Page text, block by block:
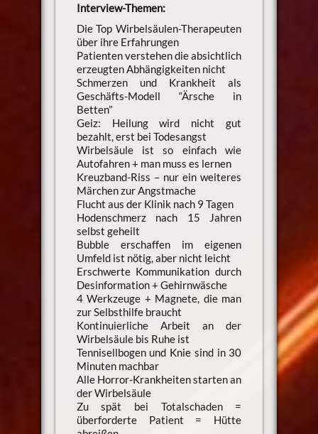
Interview-Themen:
Die Top Wirbelsäulen-Therapeuten
über ihre Erfahrungen
Patienten verstehen die absichtlich
erzeugten Abhängigkeiten nicht
Schmerzen und Krankheit als
Geschäfts-Modell “Ärsche in
Betten”
Geiz: Heilung wird nicht gut
bezahlt, erst bei Todesangst
Wirbelsäule ist so einfach wie
Autofahren + man muss es lernen
Kreuzband-Riss – nur ein weiteres
Märchen zur Angstmache
Flucht aus der Klinik nach 9 Tagen
Hodenschmerz nach 15 Jahren
selbst geheilt
Bubble erschaffen im eigenen
Umfeld ist nötig, aber nicht leicht
Erschwerte Kommunikation durch
Desinformation + Gehirnwäsche
4 Werkzeuge + Magnete, die man
zur Selbsthilfe braucht
Kontinuierliche Arbeit an der
Wirbelsäule bis Ruhe ist
Tennisellbogen und Knie sind in 30
Minuten machbar
Alle Horror-Krankheiten starten an
der Wirbelsäule
Zu spät bei Totalschaden =
überforderte Patient = Hütte